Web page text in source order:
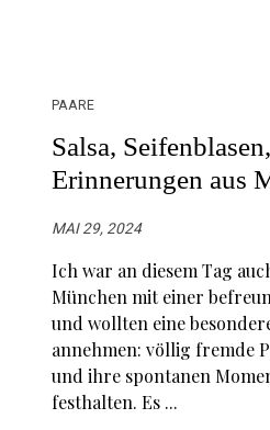
PAARE
Salsa,
Erinnerungen aus
MAI 29, 2024
Ich war an diesem Tag
München mit einer
und wollten eine
annehmen: völlig fremde
und ihre spontanen
festhalten. Es ...